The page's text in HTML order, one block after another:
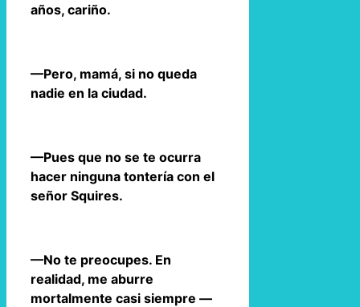
años, cariño.
—Pero, mamá, si no queda
nadie en la ciudad.
—Pues que no se te ocurra
hacer ninguna tontería con el
señor Squires.
—No te preocupes. En
realidad, me aburre
mortalmente casi siempre —